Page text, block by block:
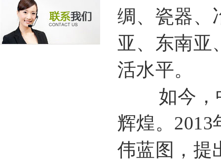
绸、瓷器、
亚、东南亚
活水平。
如今，中
辉煌。
伟蓝图，提